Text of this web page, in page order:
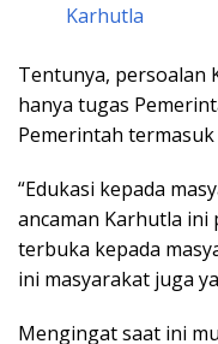
Karhutla
Tentunya, persoalan
hanya tugas
Pemerintah
“Edukasi kepada
ancaman Karhutla ini
terbuka kepada
ini masyarakat juga
Mengingat saat ini